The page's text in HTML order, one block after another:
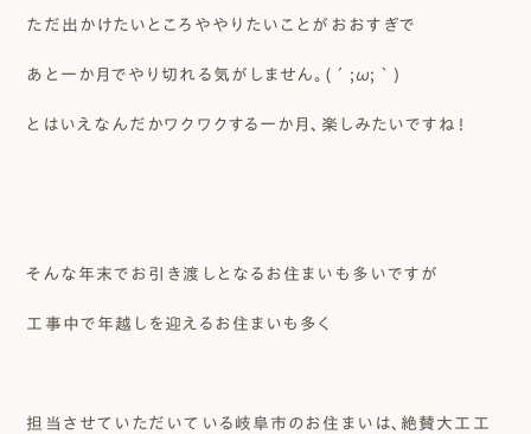
ただ出かけたいところややりたいことがおおすぎで
あと一か月でやり切れる気がしません。(´;ω;｀)
とはいえなんだかワクワクする一か月、楽しみたいですね！
そんな年末でお引き渡しとなるお住まいも多いですが
工事中で年越しを迎えるお住まいも多く
担当させていただいている岐阜市のお住まいは、絶賛大工工